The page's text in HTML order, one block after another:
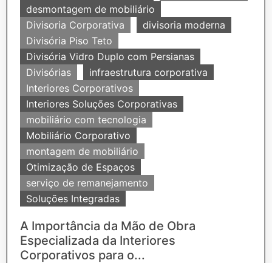
desmontagem de mobiliário
Divisoria Corporativa
divisoria moderna
Divisória Piso Teto
Divisória Vidro Duplo com Persianas
Divisórias
infraestrutura corporativa
Interiores Corporativos
Interiores Soluções Corporativas
mobiliário com tecnologia
Mobiliário Corporativo
montagem de mobiliário
Otimização de Espaços
serviço de remanejamento
Soluções Integradas
A Importância da Mão de Obra
Especializada da Interiores
Corporativos para o...